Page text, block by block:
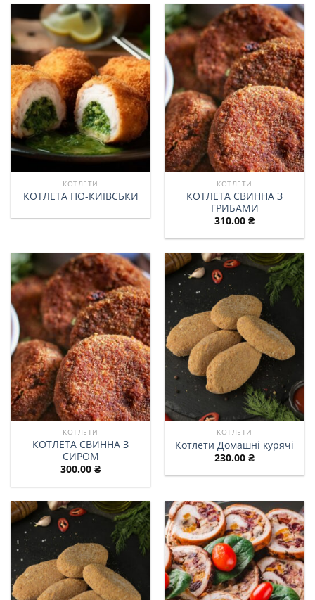
КОТЛЕТИ
КОТЛЕТА ПО-КИЇВСЬКИ
КОТЛЕТИ
КОТЛЕТА СВИННА З
ГРИБАМИ
310.00 ₴
КОТЛЕТИ
КОТЛЕТА СВИННА З
СИРОМ
300.00 ₴
КОТЛЕТИ
Котлети Домашні курячі
230.00 ₴